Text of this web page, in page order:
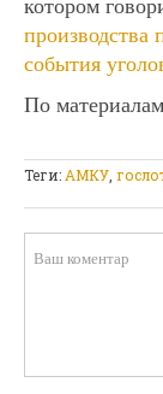
события
По
Теги: АМКУ